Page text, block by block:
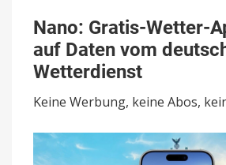
Gratis-
Wetter-
App
setzt
auf
Daten
vom
Wetterdienst
Nano: Gratis-Wetter-
auf Daten vom
Wetterdienst
Keine Werbung, keine Abos,